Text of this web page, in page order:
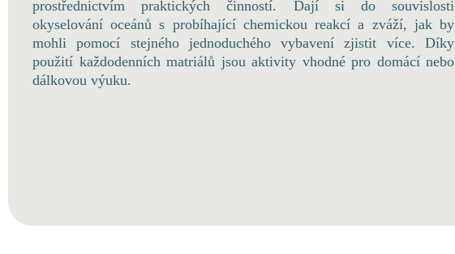
prostřednictvím praktických činností. Dají si do souvislosti
okyselování oceánů s probíhající chemickou reakcí a zváží, jak by
mohli pomocí stejného jednoduchého vybavení zjistit více. Díky
použití každodenních matriálů jsou aktivity vhodné pro domácí nebo
dálkovou výuku.